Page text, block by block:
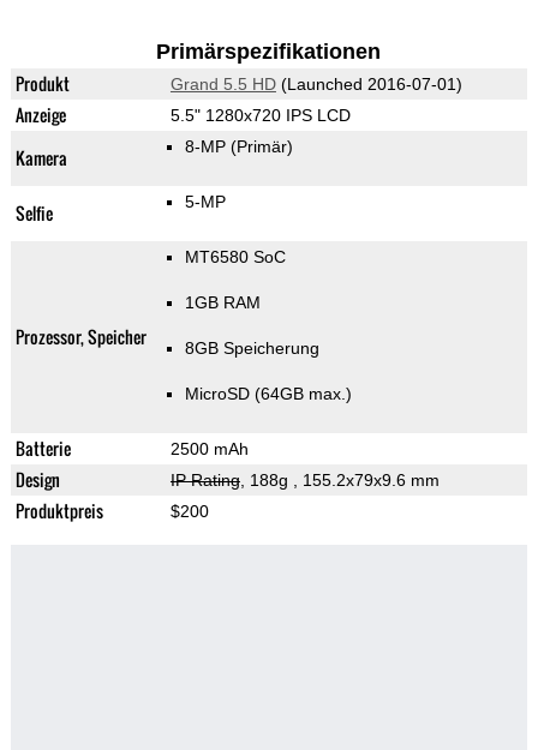
Primärspezifikationen
Produkt Grand 5.5 HD(Launched 2016-07-01)
Anzeige 5.5" 1280x720 IPS LCD
Kamera 8-MP (Primär)
Selfie 5-MP
Prozessor, Speicher
MT6580 SoC
1GB RAM
8GB Speicherung
MicroSD (64GB max.)
Batterie 2500 mAh
Design IP Rating, 188g , 155.2x79x9.6 mm
Produktpreis $200